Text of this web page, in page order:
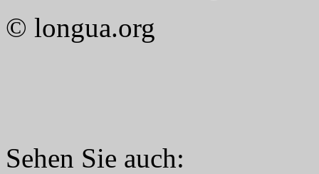
© longua.org
Sehen Sie auch: